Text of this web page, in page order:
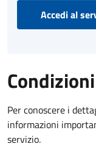
Accedi al
Per conoscere i
informazioni
servizio.